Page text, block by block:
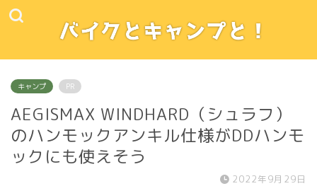
キャンプ PR
AEGISMAX WINDHARD（シュラフ）
のハンモックアンキル仕様がDDハンモ
ックにも使えそう
2022年9月29日